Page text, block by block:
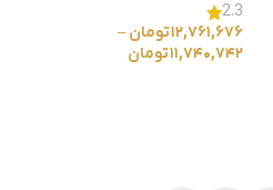
2.3
۱۲,۷۶۱,۶۷۶تومان –
۱۱,۷۴۰,۷۴۲تومان